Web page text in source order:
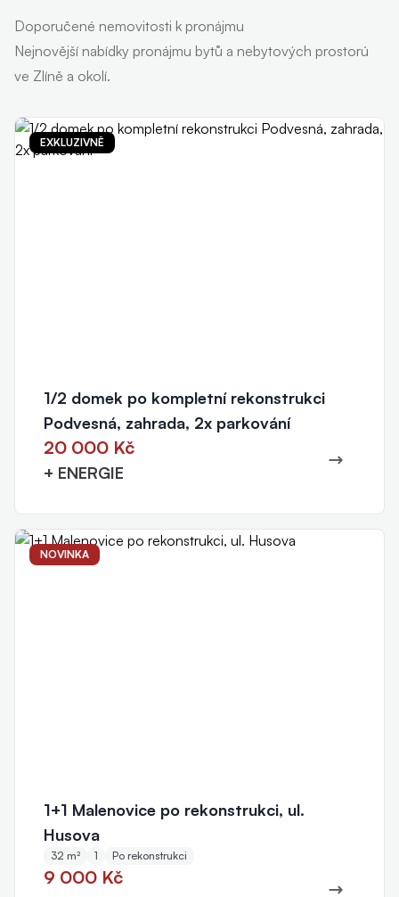
Doporučené nemovitosti k pronájmu
Nejnovější nabídky pronájmu bytů a nebytových prostorú
ve Zlíně a okolí.
EXKLUZIVNĚ
1/2 domek po kompletní rekonstrukci
Podvesná, zahrada, 2x parkování
20 000 Kč
+ ENERGIE
NOVINKA
1+1 Malenovice po rekonstrukci, ul.
Husova
32 m² 1 Po rekonstrukci
9 000 Kč